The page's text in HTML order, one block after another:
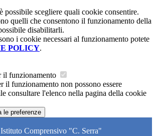
possibile scegliere quali cookie consentire.
quelli che consentono il funzionamento della
disabilitarli.
i cookie necessari al funzionamento potete
POLICY.
il funzionamento
il funzionamento non possono essere
consultare l'elenco nella pagina della cookie
le preferenze
Istituto Comprensivo "C. Serra"